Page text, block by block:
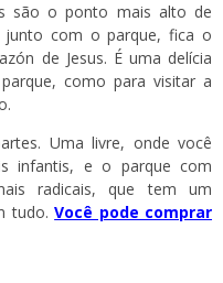
são o ponto mais alto de
junto com o parque, fica o
de Jesus. É uma delícia
como para visitar a
Uma livre, onde você
infantis, e o parque com
radicais, que tem um
tudo.Você pode comprar